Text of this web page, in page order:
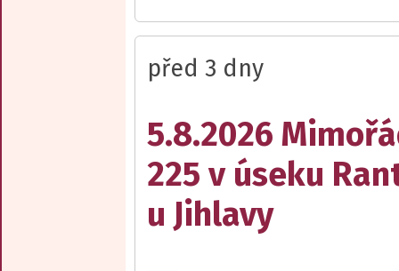
před 3 dny
5.8.2026
225 v úseku
u Jihlavy